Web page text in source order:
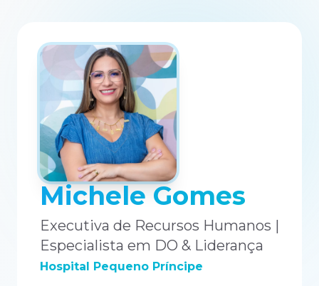
Michele Gomes
Executiva de Recursos Humanos |
Especialista em DO & Liderança
Hospital Pequeno Príncipe